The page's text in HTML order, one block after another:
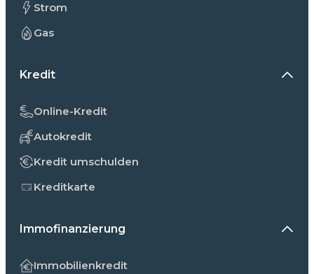
Strom
Gas
Kredit
Online-Kredit
Autokredit
Kredit umschulden
Kreditkarte
Immofinanzierung
Immobilienkredit